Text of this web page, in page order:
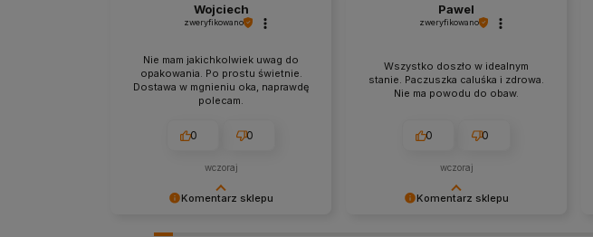
Komentarz sklepu
Wojciech
zweryfikowano
Nie mam jakichkolwiek uwag do
opakowania. Po prostu świetnie.
Dostawa w mgnieniu oka, naprawdę
polecam.
0 0
wczoraj
Komentarz sklepu
Pawel
zweryfikowano
Wszystko doszło w idealnym
stanie. Paczuszka caluśka i zdrowa.
Nie ma powodu do obaw.
0 0
wczoraj